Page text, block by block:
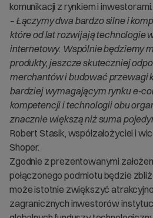
komunikacji z rynkiem i inwestorami.
– Łączymy dwa bardzo silne i
które od lat rozwijają technologie
internetowy. Wspólnie będziemy
produkty, jeszcze skuteczniej
merchantów i budować przewagi
bardziej wymagającym rynku e-
kompetencji i technologii obu
znacznie większą niż suma
Robert Stasik, współzałożyciel i
Shoper.
Zgodnie z prezentowanymi
połączonego podmiotu będzie
może istotnie zwiększyć
zagranicznych inwestorów